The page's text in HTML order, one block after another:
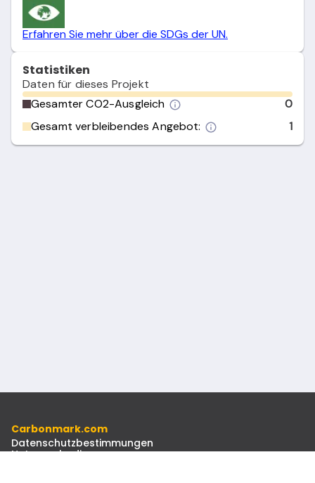
Erfahren Sie mehr über die SDGs der UN.
Statistiken
Daten für dieses Projekt
Gesamter CO2-Ausgleich
0
Gesamt verbleibendes Angebot:
1
Carbonmark.com
Datenschutzbestimmungen
Nutzungsbedingungen